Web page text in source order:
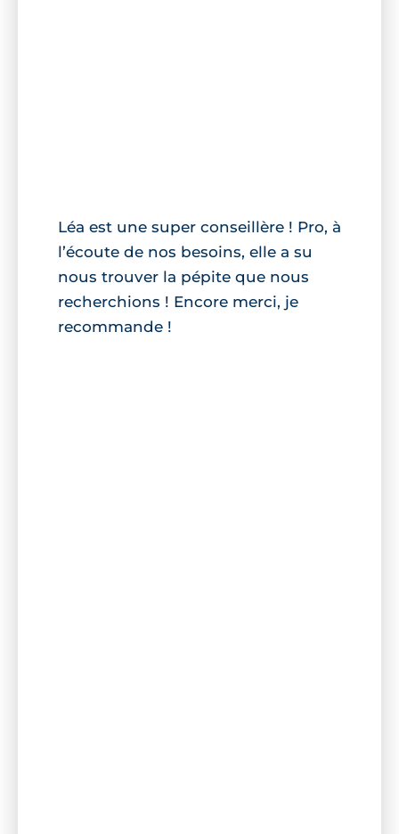
Léa est une super conseillère ! Pro, à
l’écoute de nos besoins, elle a su
nous trouver la pépite que nous
recherchions ! Encore merci, je
recommande !